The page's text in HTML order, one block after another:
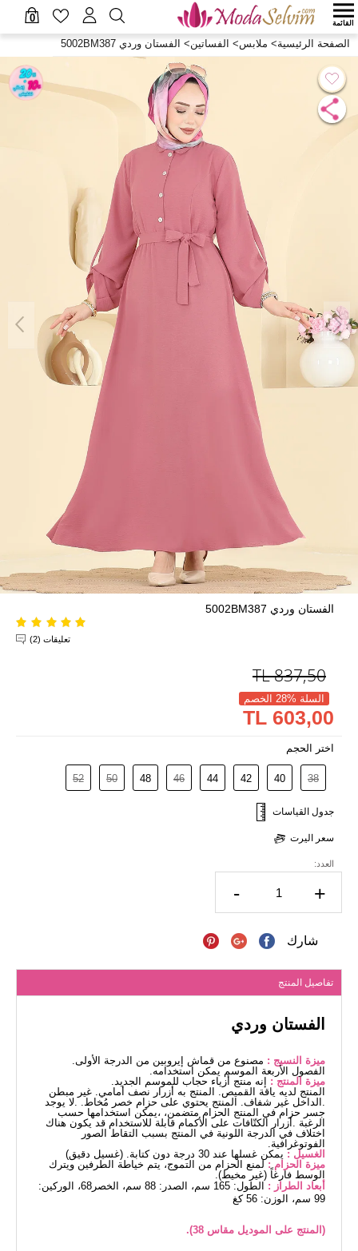
0 القائمة
الصفحة الرئيسية> ملابس> الفساتين> الفستان وردي 5002BM387
الفستان وردي 5002BM387
تعليقات (2)
837,50
TL
السلة %28 الخصم
603,00 TL
اختر الحجم
38
40
42
44
46
48
50
52
جدول القياسات
سعر اليرت
العدد:
- +
شارك
تفاصيل المنتج
الفستان وردي
ميزة النسيج : مصنوع من قماش إيروبين من الدرجة الأولى.
الفصول الأربعة الموسم يمكن استخدامه.
ميزة المنتج : إنه منتج أزياء حجاب للموسم الجديد.
المنتج لديه ياقة القميص. المنتج به أزرار نصف أمامي. غير مبطن
.الداخل غير شفاف. المنتج يحتوي على حزام خصر مُخاط. .لا يوجد
جسر حزام في المنتج الحزام متضمن، ،يمكن استخدامها حسب
الرغبة .أزرار الكتّافات على الأكمام قابلة للاستخدام قد يكون هناك
اختلاف في الدرجة اللونية في المنتج بسبب التقاط الصور
الفوتوغرافية.
الغسيل : يمكن غسلها عند 30 درجة دون كتابة. (غسيل دقيق)
ميزة الحزام : لمنع الحزام من التموج، يتم خياطة الطرفين ويترك
الوسط فارغاً (غير مخيط).
أبعاد الطراز :
الطول: 165 سم، الصدر: 88 سم، الخصر68، الوركين:
99 سم، الوزن: 56 كغ
(المنتج على الموديل مقاس 38).